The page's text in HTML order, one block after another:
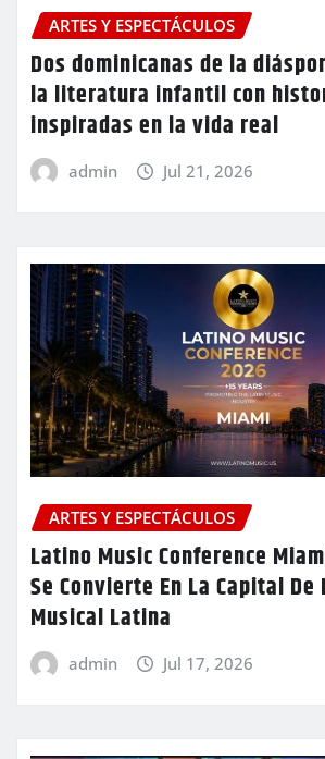
ARTES Y ESPECTÁCULOS
Dos dominicanas de la
la literatura infantil con
inspiradas en la vida real
admin Jul 21, 2026
ARTES Y ESPECTÁCULOS
Latino Music Conference
Se Convierte En La Capital
Musical Latina
admin Jul 17, 2026